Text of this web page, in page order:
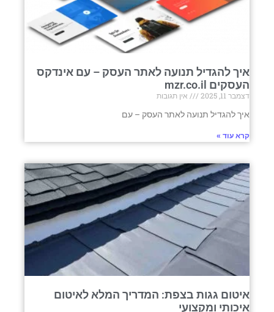
איך להגדיל תנועה לאתר העסק – עם אינדקס
העסקים mzr.co.il
דצמבר 11, 2025
אין תגובות
איך להגדיל תנועה לאתר העסק – עם
קרא עוד »
איטום גגות בצפת: המדריך המלא לאיטום
איכותי ומקצועי